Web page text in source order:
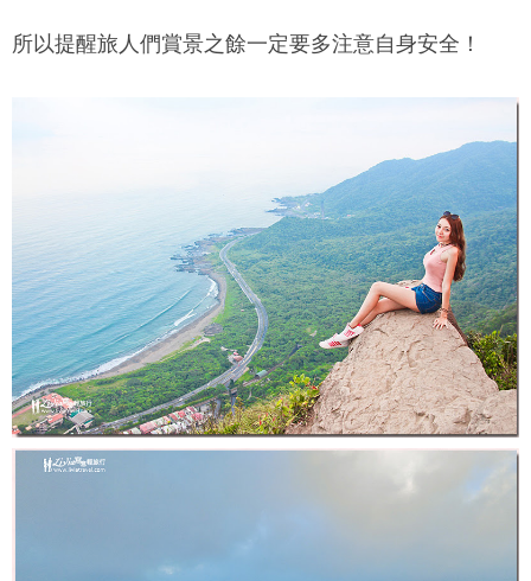
所以提醒旅人們賞景之餘一定要多注意自身安全！